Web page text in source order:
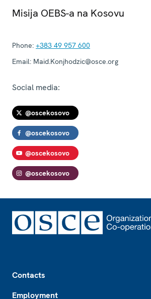
Misija OEBS-a na Kosovu
Phone: +383 49 957 600
Email: Maid.Konjhodzic@osce.org
Social media:
@oscekosovo
@oscekosovo
@oscekosovo
@oscekosovo
Contacts
Employment